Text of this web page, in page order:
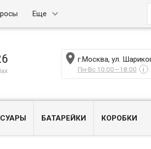
Еще
 г.Москва, ул.
Пн-Вс 10:00—18:00 i
БАТАРЕЙКИ КОРОБКИ